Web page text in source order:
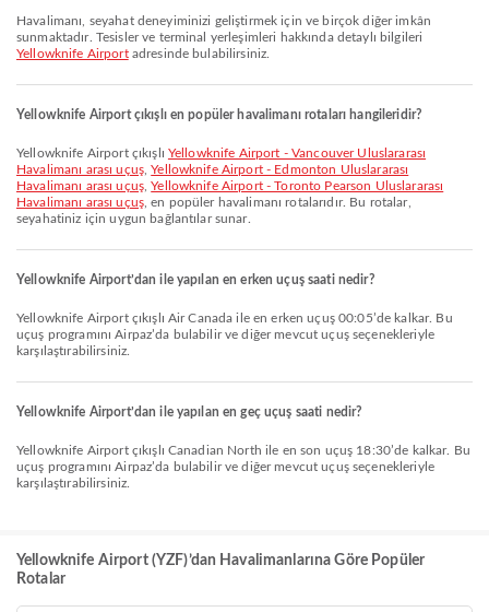
Havalimanı, seyahat deneyiminizi geliştirmek için ve birçok diğer imkân
sunmaktadır. Tesisler ve terminal yerleşimleri hakkında detaylı bilgileri
Yellowknife Airportadresinde bulabilirsiniz.
Yellowknife Airport çıkışlı en popüler havalimanı rotaları hangileridir?
Yellowknife Airport çıkışlı Yellowknife Airport - Vancouver Uluslararası
Havalimanı arası uçuş,Yellowknife Airport - Edmonton Uluslararası
Havalimanı arası uçuş,Yellowknife Airport - Toronto Pearson Uluslararası
Havalimanı arası uçuş, en popüler havalimanı rotalarıdır. Bu rotalar,
seyahatiniz için uygun bağlantılar sunar.
Yellowknife Airport’dan ile yapılan en erken uçuş saati nedir?
Yellowknife Airport çıkışlı Air Canada ile en erken uçuş 00:05’de kalkar. Bu
uçuş programını Airpaz’da bulabilir ve diğer mevcut uçuş seçenekleriyle
karşılaştırabilirsiniz.
Yellowknife Airport’dan ile yapılan en geç uçuş saati nedir?
Yellowknife Airport çıkışlı Canadian North ile en son uçuş 18:30’de kalkar. Bu
uçuş programını Airpaz’da bulabilir ve diğer mevcut uçuş seçenekleriyle
karşılaştırabilirsiniz.
Yellowknife Airport (YZF)’dan Havalimanlarına Göre Popüler
Rotalar